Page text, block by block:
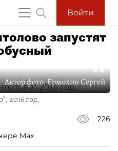
Войти
запустят
Автор фото:Ермохин Сергей
2016 год.
226
Max